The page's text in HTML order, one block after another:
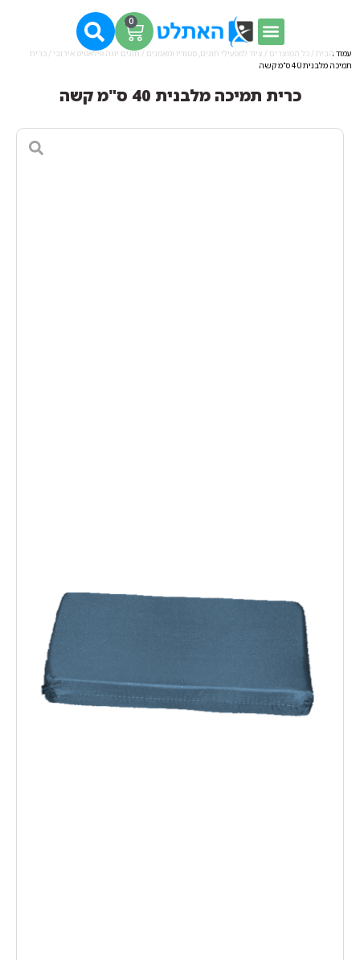
0
עמוד הבית / כל המוצרים / ציוד למפעילי חוגים, סטודיו ומאמנים / חוגים יוגה פילאטיס אירובי / כרית
תמיכה מלבנית 40 ס"מ קשה
כרית תמיכה מלבנית 40 ס"מ קשה